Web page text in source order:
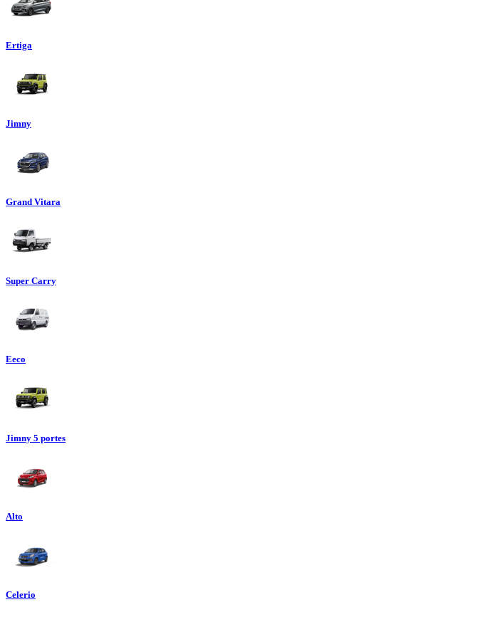
Ertiga
Jimny
Grand Vitara
Super Carry
Eeco
Jimny 5 portes
Alto
Celerio